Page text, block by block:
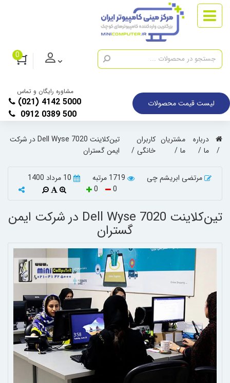
0
لیست قیمت محصولات
مشاوره رایگان و تماس
(021) 4142 5000
0912 0389 500
درباره
ما
مشتریان
ما
کاربران
خانگی
تین‌کلاینت Dell Wyse 7020 در شرکت
ایمن گستران
مرتضی ابریشم چی 1719 مرتبه
10 مرداد 1400
0
0
تین‌کلاینت Dell Wyse 7020 در شرکت ایمن
گستران